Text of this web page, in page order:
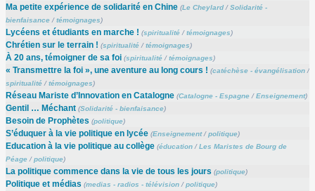
Ma petite expérience de solidarité en Chine (Le Cheylard/Solidarité -
bienfaisance/témoignages)
Lycéens et étudiants en marche ! (spiritualité/témoignages)
Chrétien sur le terrain ! (spiritualité/témoignages)
À 20 ans, témoigner de sa foi (spiritualité/témoignages)
« Transmettre la foi », une aventure au long cours ! (catéchèse - évangélisation/
spiritualité/témoignages)
Réseau Mariste d’Innovation en Catalogne (Catalogne - Espagne/Enseignement)
Gentil … Méchant (Solidarité - bienfaisance)
Besoin de Prophètes (politique)
S’éduquer à la vie politique en lycée (Enseignement/politique)
Education à la vie politique au collège (éducation/Les Maristes de Bourg de
Péage/politique)
La politique commence dans la vie de tous les jours (politique)
Politique et médias (medias - radios - télévision/politique)